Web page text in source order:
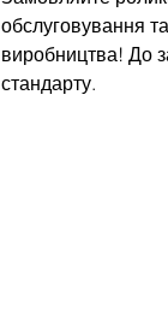
обслуговування
виробництва! До
стандарту.